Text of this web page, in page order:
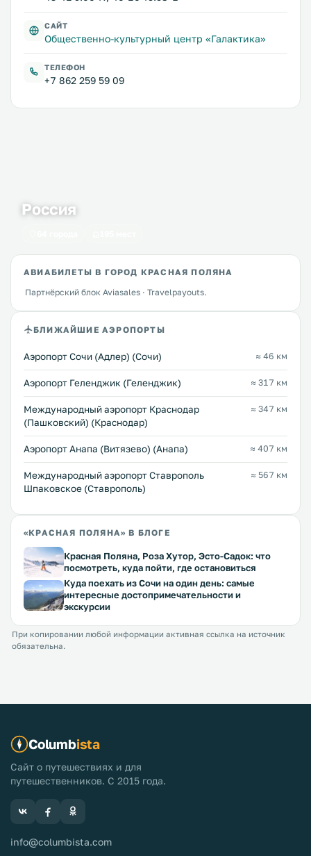
САЙТ
Общественно-культурный центр «Галактика»
ТЕЛЕФОН
+7 862 259 59 09
Россия
АВИАБИЛЕТЫ В ГОРОД КРАСНАЯ ПОЛЯНА
Партнёрский блок Aviasales · Travelpayouts.
БЛИЖАЙШИЕ АЭРОПОРТЫ
Аэропорт Сочи (Адлер) (Сочи) ≈ 46 км
Аэропорт Геленджик (Геленджик) ≈ 317 км
Международный аэропорт Краснодар
(Пашковский) (Краснодар)
≈ 347 км
Аэропорт Анапа (Витязево) (Анапа) ≈ 407 км
Международный аэропорт Ставрополь
Шпаковское (Ставрополь)
≈ 567 км
«КРАСНАЯ ПОЛЯНА» В БЛОГЕ
Красная Поляна, Роза Хутор, Эсто-Садок: что
посмотреть, куда пойти, где остановиться
Куда поехать из Сочи на один день: самые
интересные достопримечательности и
экскурсии
При копировании любой информации активная ссылка на источник
обязательна.
Columbista
Сайт о путешествиях и для
путешественников. С 2015 года.
info@columbista.com